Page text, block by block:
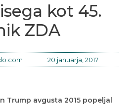
kot 45.
ZDA
20 januarja, 2017
Trump avgusta 2015 popeljal